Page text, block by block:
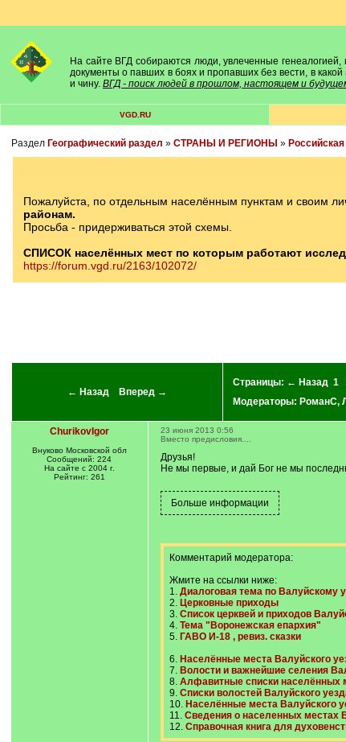
На сайте ВГД собираются люди, увлеченные генеалогией,
документы о павших в боях и пропавших без вести, в
и чину. ВГД - поиск людей в прошлом, настоящем и
VGD.RU
Раздел Географический раздел » СТРАНЫ И РЕГИОНЫ »
Пожалуйста, по отдельным населённым пунктам и своим
районам.
Просьба - придерживаться этой схемы.
СПИСОК населённых мест по которым работают
https://forum.vgd.ru/2163/102072/
← Назад Вперед →
Страницы: ← Назад 1
Модераторы: РоманС,
ChurikovIgor
Внуково Московской обл
Сообщений: 224
На сайте с 2004 г.
Рейтинг: 261
23 июня 2013 0:56
Вместо предисловия....
Друзья!
Не мы первые, и дай Бог не мы
Комментарий модератора:
Жмите на ссылки ниже:
1. Диалоговая тема по Валуйскому
2. Церковные приходы
3. Список церквей и приходов
4. Тема "Воронежская епархия"
5. ГАВО И-18 , ревиз. сказки
6. Населённые места Валуйского
7. Волости и важнейшие селения
8. Алфавитные списки населённых
9. Списки волостей Валуйского
10. Населённые места Валуйского
11. Сведения о населенных местах
12. Справочная книга для